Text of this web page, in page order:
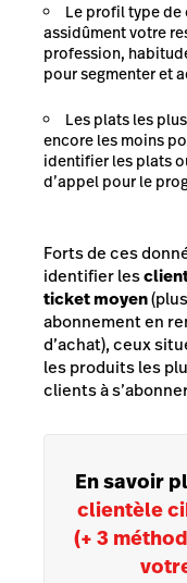
Le profil type
assidûment votre
profession,
pour segmenter et
Les plats les
encore les moins
identifier les plats
d’appel pour le
Forts de ces
identifier les
ticket moyen
abonnement en
d’achat), ceux
les produits les
clients à
En savoir
clientèle
(+ 3